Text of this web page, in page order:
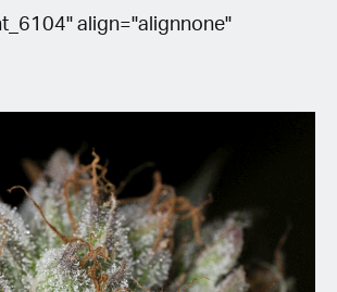
align="alignnone"